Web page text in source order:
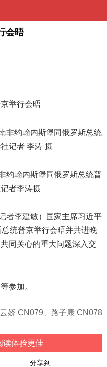
会晤
举行会晤
约翰内斯堡同俄罗斯总统普
者李涛摄
者李建敏）国家主席习近平
统普京举行会晤并共进晚
同关心的重大问题深入交
参加。
娇 CN079、路子康 CN078
读体验更佳
分享到: